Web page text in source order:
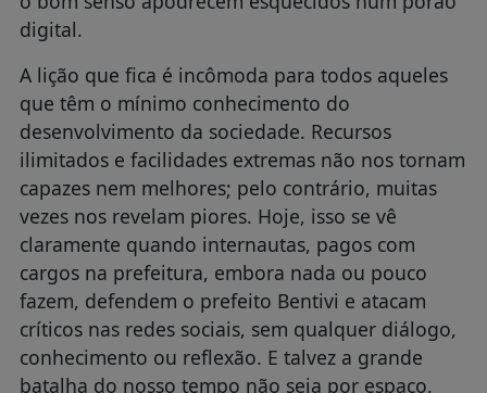
digital.
A lição que fica é incômoda para todos aqueles
que têm o mínimo conhecimento do
desenvolvimento da sociedade. Recursos
ilimitados e facilidades extremas não nos tornam
capazes nem melhores; pelo contrário, muitas
vezes nos revelam piores. Hoje, isso se vê
claramente quando internautas, pagos com
cargos na prefeitura, embora nada ou pouco
fazem, defendem o prefeito Bentivi e atacam
críticos nas redes sociais, sem qualquer diálogo,
conhecimento ou reflexão. E talvez a grande
batalha do nosso tempo não seja por espaço,